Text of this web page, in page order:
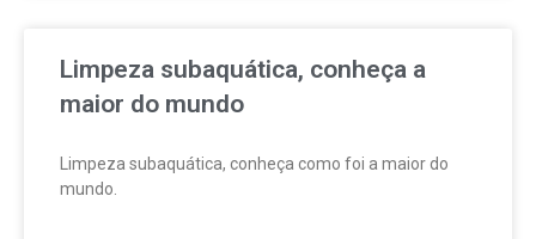
Limpeza subaquática, conheça a
maior do mundo
Limpeza subaquática, conheça como foi a maior do
mundo.